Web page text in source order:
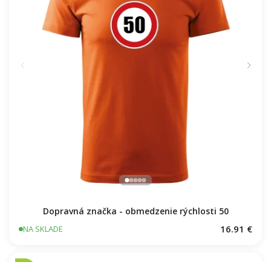
Dopravná značka - obmedzenie rýchlosti 50
NA SKLADE 16.91 €